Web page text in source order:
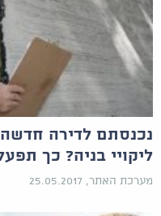
נכנסתם לדירה
ליקויי בניה? כך
מערכת האתר, 25.05.2017